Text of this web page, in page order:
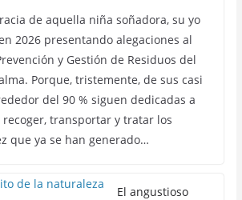
de aquella niña soñadora, su yo
2026 presentando alegaciones al
y Gestión de Residuos del
Porque, tristemente, de sus casi
del 90 % siguen dedicadas a
transportar y tratar los
que ya se han generado…
El angustioso